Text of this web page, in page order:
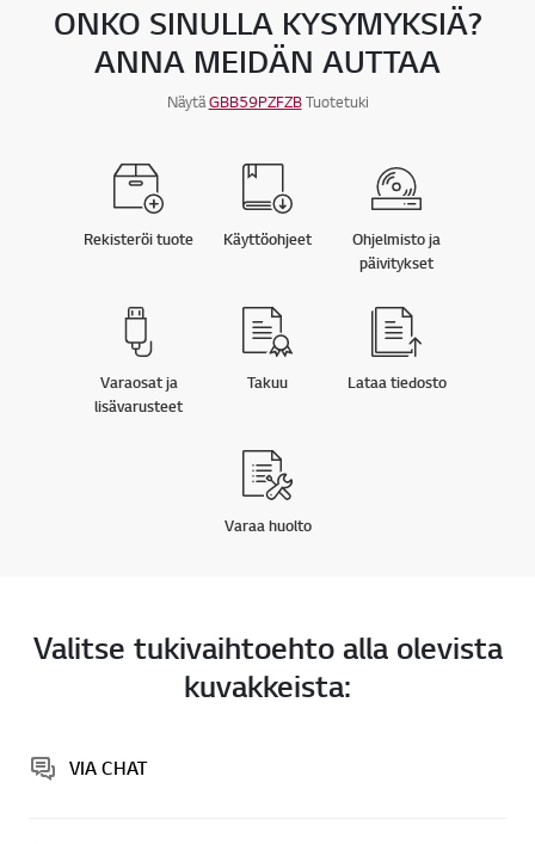
ONKO SINULLA KYSYMYKSIÄ?
ANNA MEIDÄN AUTTAA
NäytäGBB59PZFZBTuotetuki
Rekisteröi tuote Käyttöohjeet
Ohjelmisto ja
päivitykset
Varaosat ja
lisävarusteet
Takuu Lataa tiedosto
Varaa huolto
Valitse tukivaihtoehto alla olevista
kuvakkeista:
VIA CHAT